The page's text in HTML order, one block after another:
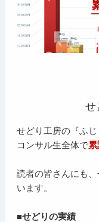
せ
せどり工房の『ふじ
コンサル生全体で
読者の皆さんにも
います。
■せどりの実績